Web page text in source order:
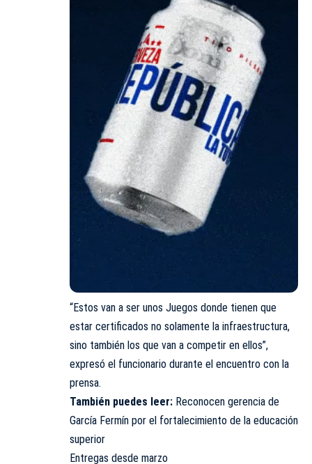
“Estos van a ser unos Juegos donde tienen que
estar certificados no solamente la infraestructura,
sino también los que van a competir en ellos”,
expresó el funcionario durante el encuentro con la
prensa.
También puedes leer: Reconocen gerencia de
García Fermín por el fortalecimiento de la educación
superior
Entregas desde marzo